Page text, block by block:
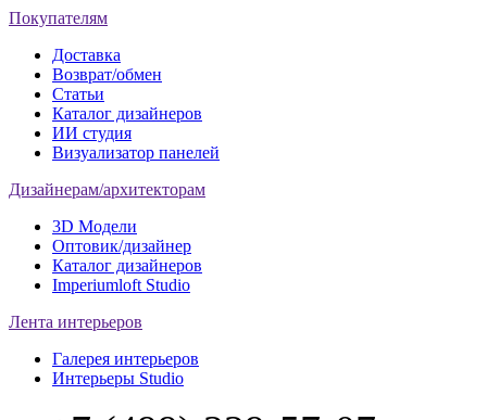
Покупателям
Доставка
Возврат/обмен
Статьи
Каталог дизайнеров
ИИ студия
Визуализатор панелей
Дизайнерам/архитекторам
3D Модели
Оптовик/дизайнер
Каталог дизайнеров
Imperiumloft Studio
Лента интерьеров
Галерея интерьеров
Интерьеры Studio